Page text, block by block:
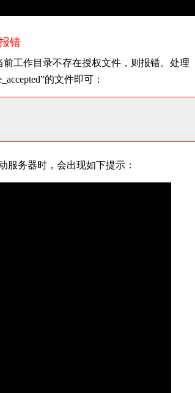
错
前工作目录不存在授权文件，则报错。处理
的文件即可：
服务器时，会出现如下提示：